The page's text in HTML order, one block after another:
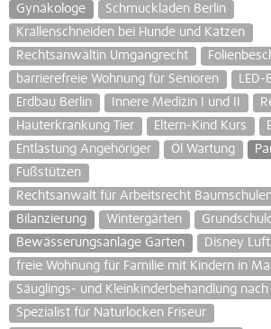
Gynäkologe
Schmuckladen Berlin
Krallenschneiden bei Hunde und Katzen
Rechtsanwältin Umgangrecht
barrierefreie Wohnung für Senioren
LED-
Erdbau Berlin
Innere Medizin I und II
Hauterkrankung Tier
Eltern-Kind Kurs
Entlastung Angehöriger
Öl Wartung
Fußstützen
Rechtsanwalt für Arbeitsrecht
Bilanzierung
Wintergärten
Bewässerungsanlage Garten
Disney
freie Wohnung für Familie mit Kindern in
Säuglings- und Kleinkinderbehandlung
Spezialist für Naturlocken Friseur